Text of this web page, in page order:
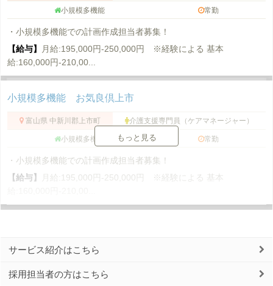
小規模多機能 常勤
・小規模多機能での計画作成担当者募集！
【給与】
月給:195,000円-250,000円 ※経験による 基本
給:160,000円-210,00...
小規模多機能 お気良倶上市
富山県 中新川郡上市町 介護支援専門員（ケアマネージャー）
小規模多機能 常勤
・小規模多機能での計画作成担当者募集！
【給与】
月給:195,000円-250,000円 ※経験による 基本
もっと見る
サービス紹介はこちら
採用担当者の方はこちら